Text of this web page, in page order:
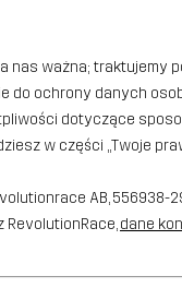
nas ważna;
do ochrony danych
dotyczące
w części „Twoje
AB,
RevolutionRace,dane